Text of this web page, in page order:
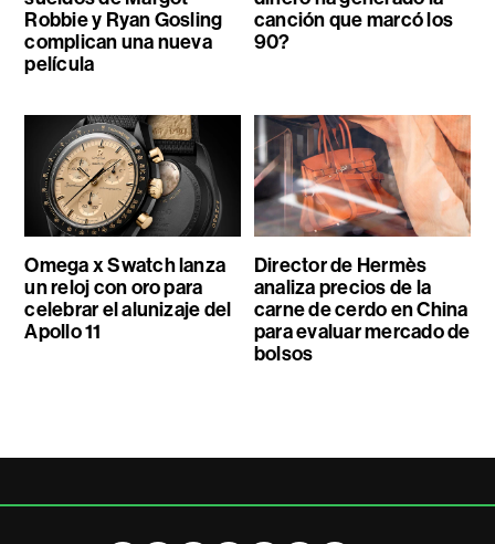
Robbie y Ryan Gosling
complican una nueva
película
canción que marcó los
90?
Omega x Swatch lanza
un reloj con oro para
celebrar el alunizaje del
Apollo 11
Director de Hermès
analiza precios de la
carne de cerdo en China
para evaluar mercado de
bolsos